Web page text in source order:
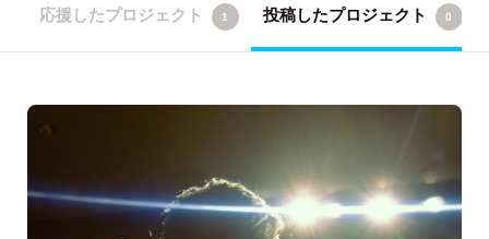
応援したプロジェクト 1 投稿したプロジェクト 0